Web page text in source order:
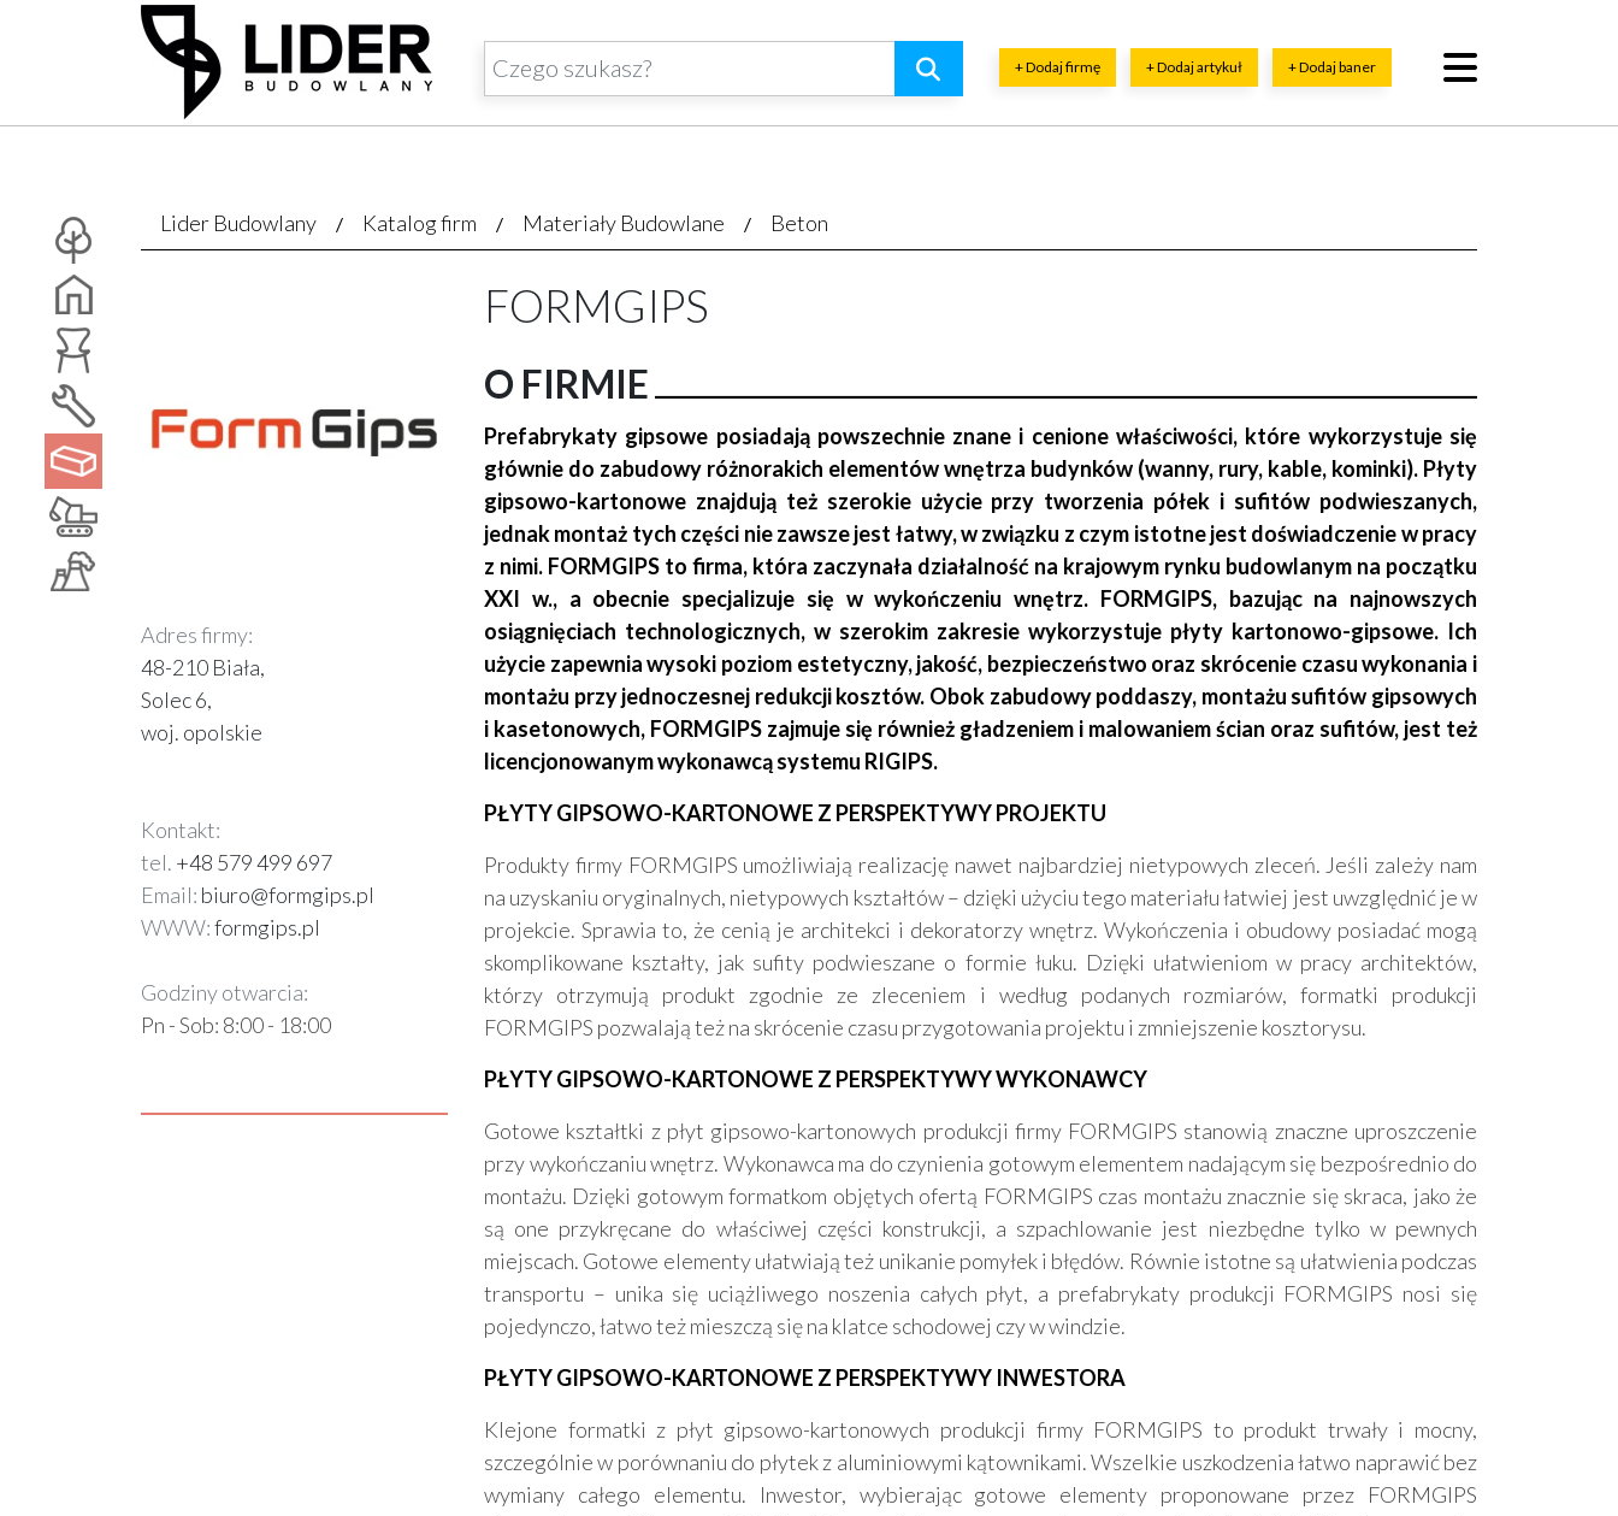
+ Dodaj firmę + Dodaj artykuł + Dodaj baner
Lider Budowlany Katalog firm Materiały Budowlane Beton
Adres firmy:
48-210 Biała,
Solec 6,
woj. opolskie
Kontakt:
tel. +48 579 499 697
Email: biuro@formgips.pl
WWW:formgips.pl
Godziny otwarcia:
Pn - Sob: 8:00 - 18:00
FORMGIPS
O FIRMIE
Prefabrykaty gipsowe posiadają powszechnie znane i cenione właściwości, które wykorzystuje się
głównie do zabudowy różnorakich elementów wnętrza budynków (wanny, rury, kable, kominki). Płyty
gipsowo-kartonowe znajdują też szerokie użycie przy tworzenia półek i sufitów podwieszanych,
jednak montaż tych części nie zawsze jest łatwy, w związku z czym istotne jest doświadczenie w pracy
z nimi. FORMGIPS to firma, która zaczynała działalność na krajowym rynku budowlanym na początku
XXI w., a obecnie specjalizuje się w wykończeniu wnętrz. FORMGIPS, bazując na najnowszych
osiągnięciach technologicznych, w szerokim zakresie wykorzystuje płyty kartonowo-gipsowe. Ich
użycie zapewnia wysoki poziom estetyczny, jakość, bezpieczeństwo oraz skrócenie czasu wykonania i
montażu przy jednoczesnej redukcji kosztów. Obok zabudowy poddaszy, montażu sufitów gipsowych
i kasetonowych, FORMGIPS zajmuje się również gładzeniem i malowaniem ścian oraz sufitów, jest też
licencjonowanym wykonawcą systemu RIGIPS.
PŁYTY GIPSOWO-KARTONOWE Z PERSPEKTYWY PROJEKTU
Produkty firmy FORMGIPS umożliwiają realizację nawet najbardziej nietypowych zleceń. Jeśli zależy nam
na uzyskaniu oryginalnych, nietypowych kształtów – dzięki użyciu tego materiału łatwiej jest uwzględnić je w
projekcie. Sprawia to, że cenią je architekci i dekoratorzy wnętrz. Wykończenia i obudowy posiadać mogą
skomplikowane kształty, jak sufity podwieszane o formie łuku. Dzięki ułatwieniom w pracy architektów,
którzy otrzymują produkt zgodnie ze zleceniem i według podanych rozmiarów, formatki produkcji
FORMGIPS pozwalają też na skrócenie czasu przygotowania projektu i zmniejszenie kosztorysu.
PŁYTY GIPSOWO-KARTONOWE Z PERSPEKTYWY WYKONAWCY
Gotowe kształtki z płyt gipsowo-kartonowych produkcji firmy FORMGIPS stanowią znaczne uproszczenie
przy wykończaniu wnętrz. Wykonawca ma do czynienia gotowym elementem nadającym się bezpośrednio do
montażu. Dzięki gotowym formatkom objętych ofertą FORMGIPS czas montażu znacznie się skraca, jako że
są one przykręcane do właściwej części konstrukcji, a szpachlowanie jest niezbędne tylko w pewnych
miejscach. Gotowe elementy ułatwiają też unikanie pomyłek i błędów. Równie istotne są ułatwienia podczas
transportu – unika się uciążliwego noszenia całych płyt, a prefabrykaty produkcji FORMGIPS nosi się
pojedynczo, łatwo też mieszczą się na klatce schodowej czy w windzie.
PŁYTY GIPSOWO-KARTONOWE Z PERSPEKTYWY INWESTORA
Klejone formatki z płyt gipsowo-kartonowych produkcji firmy FORMGIPS to produkt trwały i mocny,
szczególnie w porównaniu do płytek z aluminiowymi kątownikami. Wszelkie uszkodzenia łatwo naprawić bez
wymiany całego elementu. Inwestor, wybierając gotowe elementy proponowane przez FORMGIPS